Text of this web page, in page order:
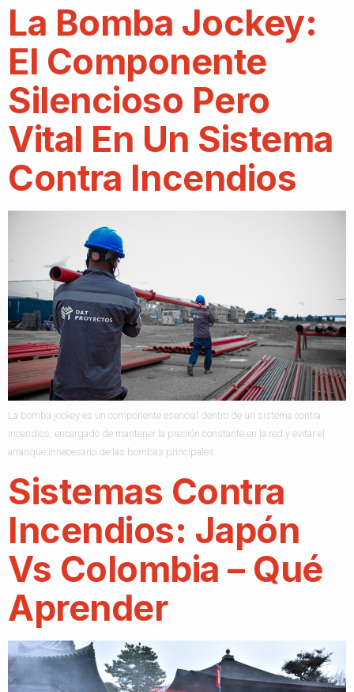
La Bomba Jockey:
El Componente
Silencioso Pero
Vital En Un Sistema
Contra Incendios
La bomba jockey es un componente esencial dentro de un sistema contra
incendios, encargado de mantener la presión constante en la red y evitar el
arranque innecesario de las bombas principales.
Sistemas Contra
Incendios: Japón
Vs Colombia – Qué
Aprender